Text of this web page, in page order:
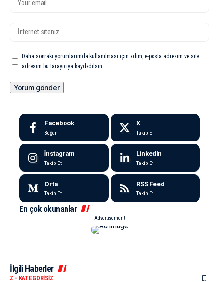
Daha sonraki yorumlarımda kullanılması için adım, e-posta adresim ve site
adresim bu tarayıcıya kaydedilsin.
Facebook
Beğen
X
Takip Et
İnstagram
Takip Et
LinkedIn
Takip Et
Orta
Takip Et
RSS Feed
Takip Et
En çok okunanlar
- Advertisement -
İlgili Haberler
Z - KATEGORISIZ